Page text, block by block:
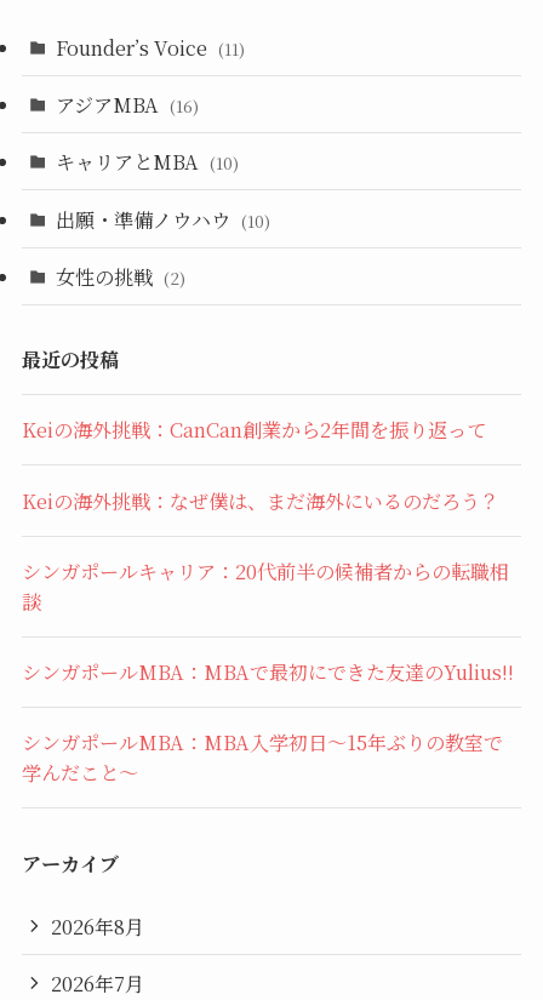
Founder’s Voice (11)
アジアMBA (16)
キャリアとMBA (10)
出願・準備ノウハウ (10)
女性の挑戦 (2)
最近の投稿
Keiの海外挑戦：CanCan創業から2年間を振り返って
Keiの海外挑戦：なぜ僕は、まだ海外にいるのだろう？
シンガポールキャリア：20代前半の候補者からの転職相
談
シンガポールMBA：MBAで最初にできた友達のYulius!!
シンガポールMBA：MBA入学初日〜15年ぶりの教室で
学んだこと〜
アーカイブ
2026年8月
2026年7月